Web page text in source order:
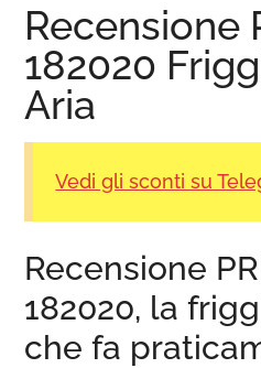
Recensione
182020
Aria
Vedi gli sconti su
Recensione
182020, la
che fa